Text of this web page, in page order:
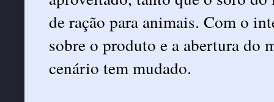
de ração para animais. Com o
sobre o produto e a abertura do
cenário tem mudado.